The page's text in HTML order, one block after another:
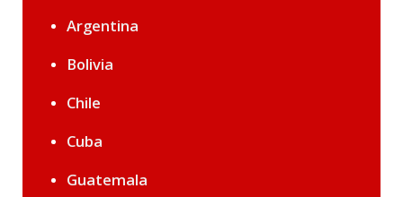
Argentina
Bolivia
Chile
Cuba
Guatemala